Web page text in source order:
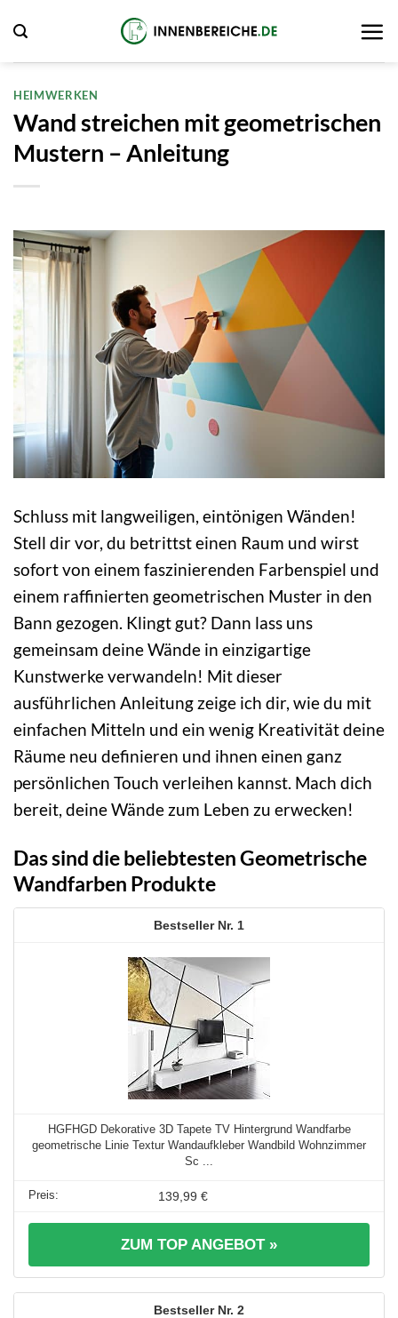
Inhalt
springen
HEIMWERKEN
Wand streichen mit geometrischen
Mustern – Anleitung
Schluss mit langweiligen, eintönigen Wänden!
Stell dir vor, du betrittst einen Raum und wirst
sofort von einem faszinierenden Farbenspiel und
einem raffinierten geometrischen Muster in den
Bann gezogen. Klingt gut? Dann lass uns
gemeinsam deine Wände in einzigartige
Kunstwerke verwandeln! Mit dieser
ausführlichen Anleitung zeige ich dir, wie du mit
einfachen Mitteln und ein wenig Kreativität deine
Räume neu definieren und ihnen einen ganz
persönlichen Touch verleihen kannst. Mach dich
bereit, deine Wände zum Leben zu erwecken!
Das sind die beliebtesten Geometrische
Wandfarben Produkte
1
HGFHGD Dekorative 3D Tapete TV Hintergrund Wandfarbe
geometrische Linie Textur Wandaufkleber Wandbild Wohnzimmer
Sc ...
139,99 €
ZUM TOP ANGEBOT »
2